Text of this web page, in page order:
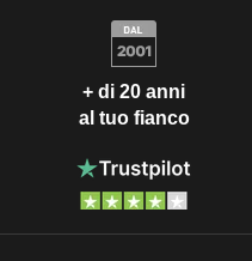
+ di 20 anni
al tuo fianco